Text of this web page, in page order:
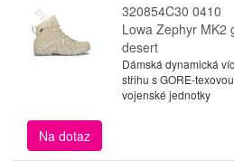
320854C30 0410
Lowa Zephyr MK2
desert
Dámská dynamická
střihu s GORE-
vojenské jednotky
Na dotaz